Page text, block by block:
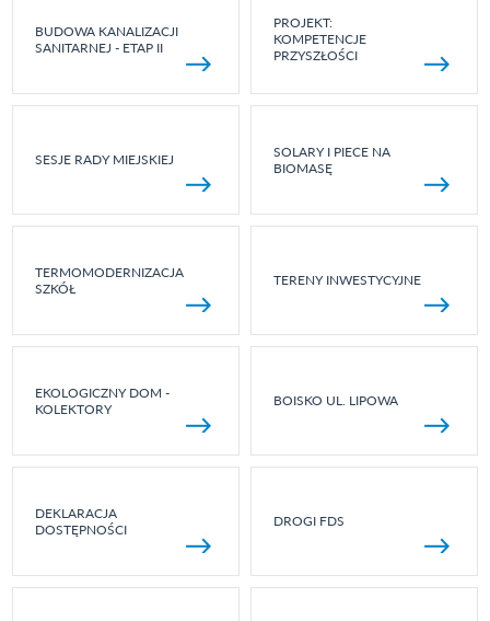
BUDOWA KANALIZACJI
SANITARNEJ - ETAP II
PROJEKT:
KOMPETENCJE
PRZYSZŁOŚCI
SESJE RADY MIEJSKIEJ
SOLARY I PIECE NA
BIOMASĘ
TERMOMODERNIZACJA
SZKÓŁ
TERENY INWESTYCYJNE
EKOLOGICZNY DOM -
KOLEKTORY
BOISKO UL. LIPOWA
DEKLARACJA
DOSTĘPNOŚCI
DROGI FDS